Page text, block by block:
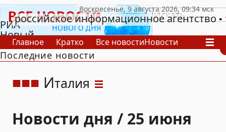
РИА
Новый
День
российское информационное агентство
Главное Кратко Все новостиНовости
В России
В мире
Последние новости
Италия
Новости дня / 25 июня